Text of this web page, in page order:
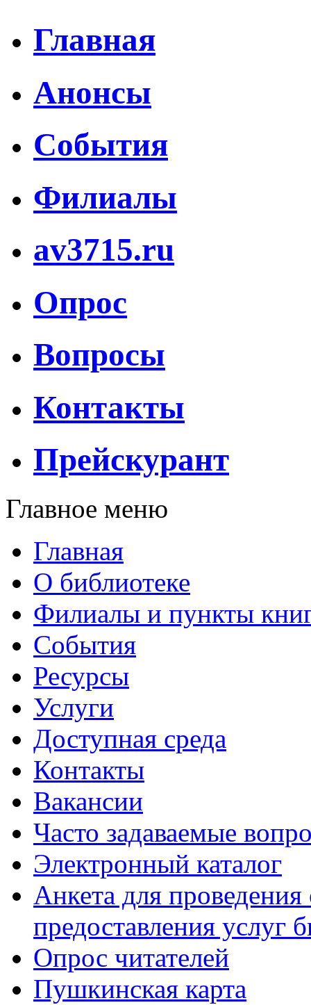
Главная
Анонсы
События
Филиалы
av3715.ru
Опрос
Вопросы
Контакты
Прейскурант
Главное меню
Главная
О библиотеке
Филиалы и пункты
События
Ресурсы
Услуги
Доступная среда
Контакты
Вакансии
Часто задаваемые
Электронный каталог
Анкета для проведения
предоставления услуг
Опрос читателей
Пушкинская карта